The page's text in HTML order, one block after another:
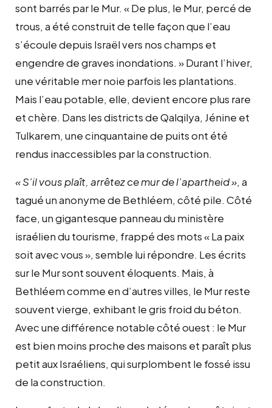
sont barrés par le Mur. « De plus, le Mur, percé de
trous, a été construit de telle façon que l’eau
s’écoule depuis Israël vers nos champs et
engendre de graves inondations. » Durant l’hiver,
une véritable mer noie parfois les plantations.
Mais l’eau potable, elle, devient encore plus rare
et chère. Dans les districts de Qalqilya, Jénine et
Tulkarem, une cinquantaine de puits ont été
rendus inaccessibles par la construction.
« S’il vous plaît, arrêtez ce mur de l’apartheid », a
tagué un anonyme de Bethléem, côté pile. Côté
face, un gigantesque panneau du ministère
israélien du tourisme, frappé des mots « La paix
soit avec vous », semble lui répondre. Les écrits
sur le Mur sont souvent éloquents. Mais, à
Bethléem comme en d’autres villes, le Mur reste
souvent vierge, exhibant le gris froid du béton.
Avec une différence notable côté ouest : le Mur
est bien moins proche des maisons et paraît plus
petit aux Israéliens, qui surplombent le fossé issu
de la construction.